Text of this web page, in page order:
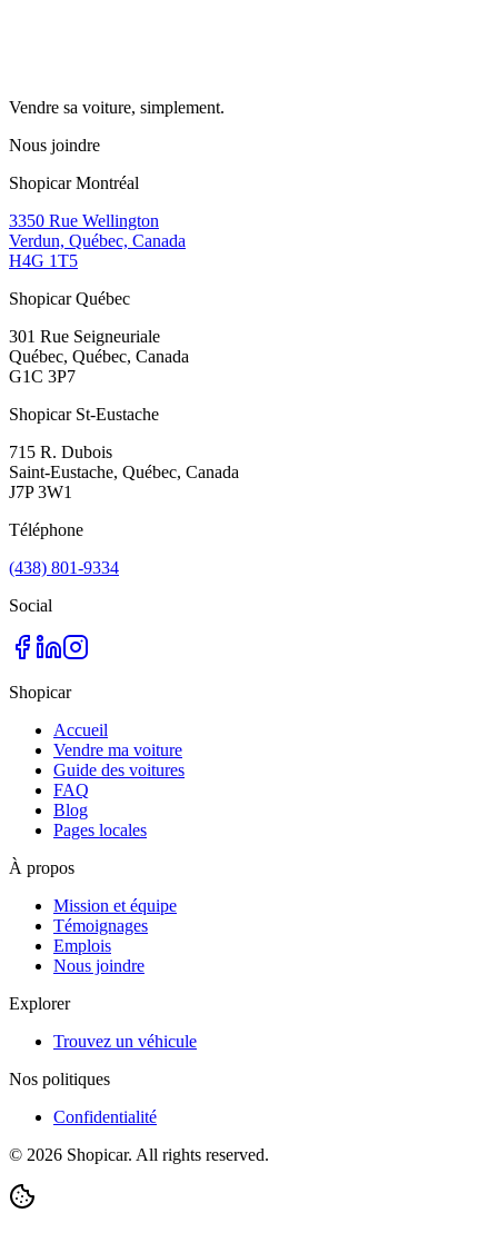
Vendre sa voiture, simplement.
Nous joindre
Shopicar Montréal
3350 Rue Wellington
Verdun, Québec, Canada
H4G 1T5
Shopicar Québec
301 Rue Seigneuriale
Québec, Québec, Canada
G1C 3P7
Shopicar St-Eustache
715 R. Dubois
Saint-Eustache, Québec, Canada
J7P 3W1
Téléphone
(438) 801-9334
Social
Shopicar
Accueil
Vendre ma voiture
Guide des voitures
FAQ
Blog
Pages locales
À propos
Mission et équipe
Témoignages
Emplois
Nous joindre
Explorer
Trouvez un véhicule
Nos politiques
Confidentialité
© 2026 Shopicar. All rights reserved.